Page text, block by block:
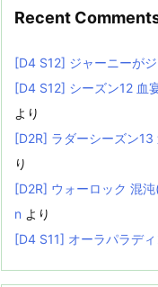
Recent
[D4 S12] ジャーニーが
[D4 S12] シーズン12 血
より
[D2R] ラダーシーズン
り
[D2R] ウォーロック 混
n より
[D4 S11] オーラパラデ